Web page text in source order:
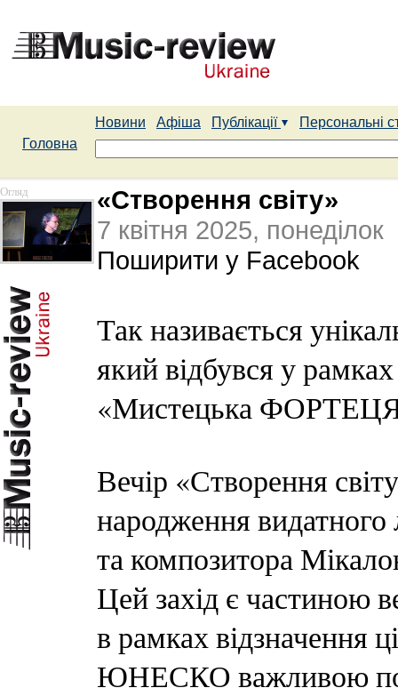
Новини Афіша Публікації
Персональні
Головна
Огляд
«Створення світу»
7 квітня 2025, понеділок
Поширити у Facebook
Так називається
який відбувся у
«Мистецька
Вечір «Створення
народження
та композитора
Цей захід є частиною
в рамках відзначення
ЮНЕСКО важливою